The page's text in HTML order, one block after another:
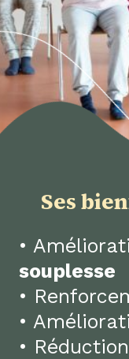
•
souplesse
•
•
•
Ses